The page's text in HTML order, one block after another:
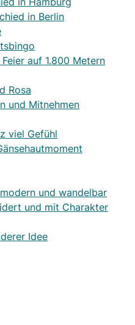
in Berlin
auf 1.800 Metern
Rosa
und Mitnehmen
viel Gefühl
und wandelbar
und mit Charakter
Idee